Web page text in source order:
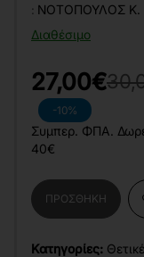
Διαθέσιμο
: ΝΟΤΌΠΟΥΛΟΣ Κ.
-10%
27,00€
Συμπερ. ΦΠΑ.
40€
ΠΡΟΣΘΉΚΗ
Κατηγορίες: